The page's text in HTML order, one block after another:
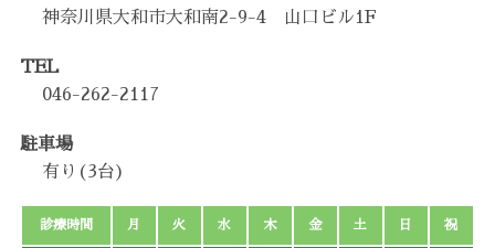
神奈川県大和市大和南2-9-4 山口ビル1F
TEL
046-262-2117
駐車場
有り(3台)
診療時間 月 火 水 木 金 土 日 祝